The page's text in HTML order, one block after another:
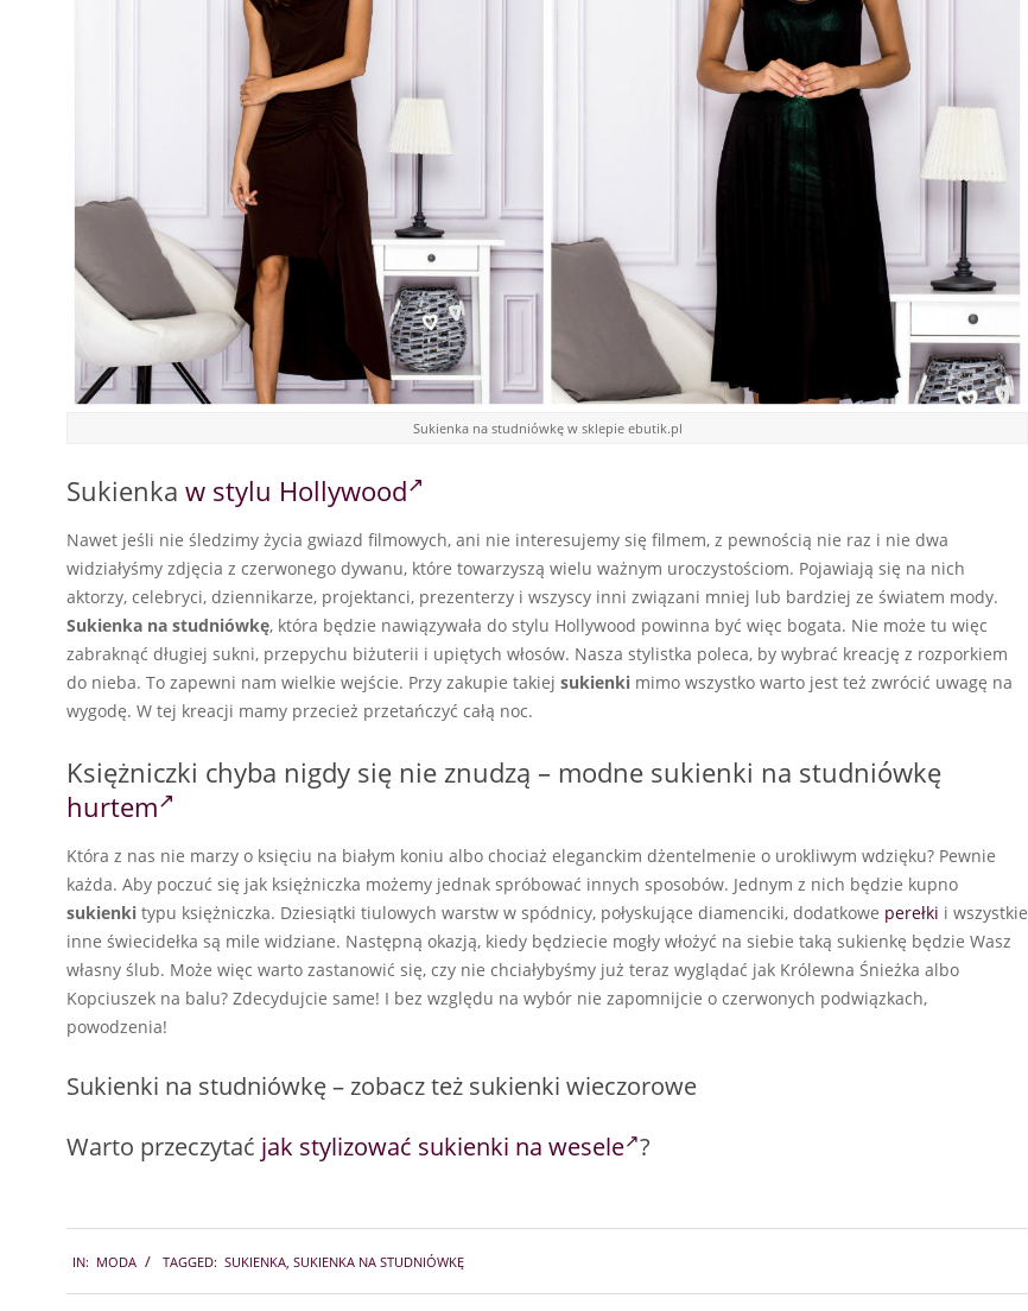
Sukienka na studniówkę w sklepie ebutik.pl
Sukienka w stylu Hollywood
Nawet jeśli nie śledzimy życia gwiazd filmowych, ani nie interesujemy się filmem, z pewnością nie raz i nie dwa
widziałyśmy zdjęcia z czerwonego dywanu, które towarzyszą wielu ważnym uroczystościom. Pojawiają się na nich
aktorzy, celebryci, dziennikarze, projektanci, prezenterzy i wszyscy inni związani mniej lub bardziej ze światem mody.
Sukienka na studniówkę, która będzie nawiązywała do stylu Hollywood powinna być więc bogata. Nie może tu więc
zabraknąć długiej sukni, przepychu biżuterii i upiętych włosów. Nasza stylistka poleca, by wybrać kreację z rozporkiem
do nieba. To zapewni nam wielkie wejście. Przy zakupie takiej sukienki mimo wszystko warto jest też zwrócić uwagę na
wygodę. W tej kreacji mamy przecież przetańczyć całą noc.
Księżniczki chyba nigdy się nie znudzą – modne sukienki na studniówkę
hurtem
Która z nas nie marzy o księciu na białym koniu albo chociaż eleganckim dżentelmenie o urokliwym wdzięku? Pewnie
każda. Aby poczuć się jak księżniczka możemy jednak spróbować innych sposobów. Jednym z nich będzie kupno
sukienki typu księżniczka. Dziesiątki tiulowych warstw w spódnicy, połyskujące diamenciki, dodatkowe perełki i wszystkie
inne świecidełka są mile widziane. Następną okazją, kiedy będziecie mogły włożyć na siebie taką sukienkę będzie Wasz
własny ślub. Może więc warto zastanowić się, czy nie chciałybyśmy już teraz wyglądać jak Królewna Śnieżka albo
Kopciuszek na balu? Zdecydujcie same! I bez względu na wybór nie zapomnijcie o czerwonych podwiązkach,
powodzenia!
Sukienki na studniówkę – zobacz też sukienki wieczorowe
Warto przeczytać jak stylizować sukienki na wesele ?
01-
03
IN: MODA TAGGED: SUKIENKA SUKIENKA NA STUDNIÓWKĘ